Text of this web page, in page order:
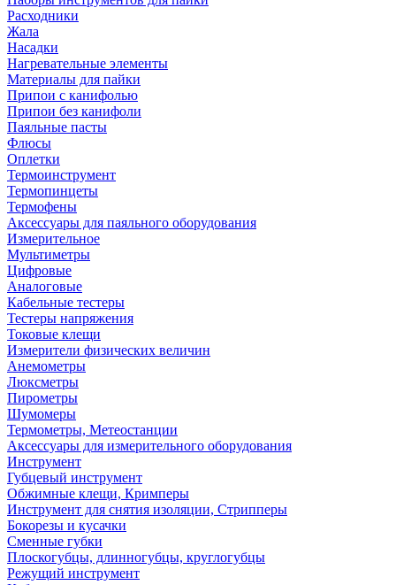
Расходники
Жала
Насадки
Нагревательные элементы
Материалы для пайки
Припои с канифолью
Припои без канифоли
Паяльные пасты
Флюсы
Оплетки
Термоинструмент
Термопинцеты
Термофены
Аксессуары для паяльного оборудования
Измерительное
Мультиметры
Цифровые
Аналоговые
Кабельные тестеры
Тестеры напряжения
Токовые клещи
Измерители физических величин
Анемометры
Люксметры
Пирометры
Шумомеры
Термометры, Метеостанции
Аксессуары для измерительного оборудования
Инструмент
Губцевый инструмент
Обжимные клещи, Кримперы
Инструмент для снятия изоляции, Стрипперы
Бокорезы и кусачки
Сменные губки
Плоскогубцы, длинногубцы, круглогубцы
Режущий инструмент